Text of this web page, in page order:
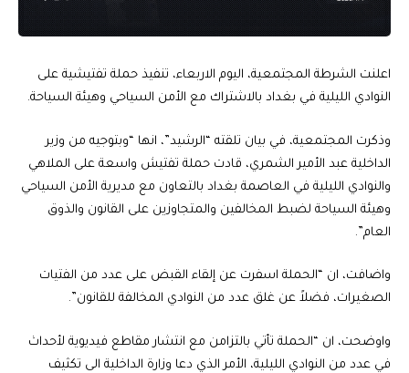
اعلنت الشرطة المجتمعية، اليوم الاربعاء، تنفيذ حملة تفتيشية على
النوادي الليلية في بغداد بالاشتراك مع الأمن السياحي وهيئة السياحة.
وذكرت المجتمعية، في بيان تلقته “الرشيد”، انها “وبتوجيه من وزير
الداخلية عبد الأمير الشمري، قادت حملة تفتيش واسعة على الملاهي
والنوادي الليلية في العاصمة بغداد بالتعاون مع مديرية الأمن السياحي
وهيئة السياحة لضبط المخالفين والمتجاوزين على القانون والذوق
العام”.
واضافت، ان “الحملة اسفرت عن إلقاء القبض على عدد من الفتيات
الصغيرات، فضلاً عن غلق عدد من النوادي المخالفة للقانون”.
واوضحت، ان “الحملة تأتي بالتزامن مع انتشار مقاطع فيديوية لأحداث
في عدد من النوادي الليلية، الأمر الذي دعا وزارة الداخلية الى تكثيف